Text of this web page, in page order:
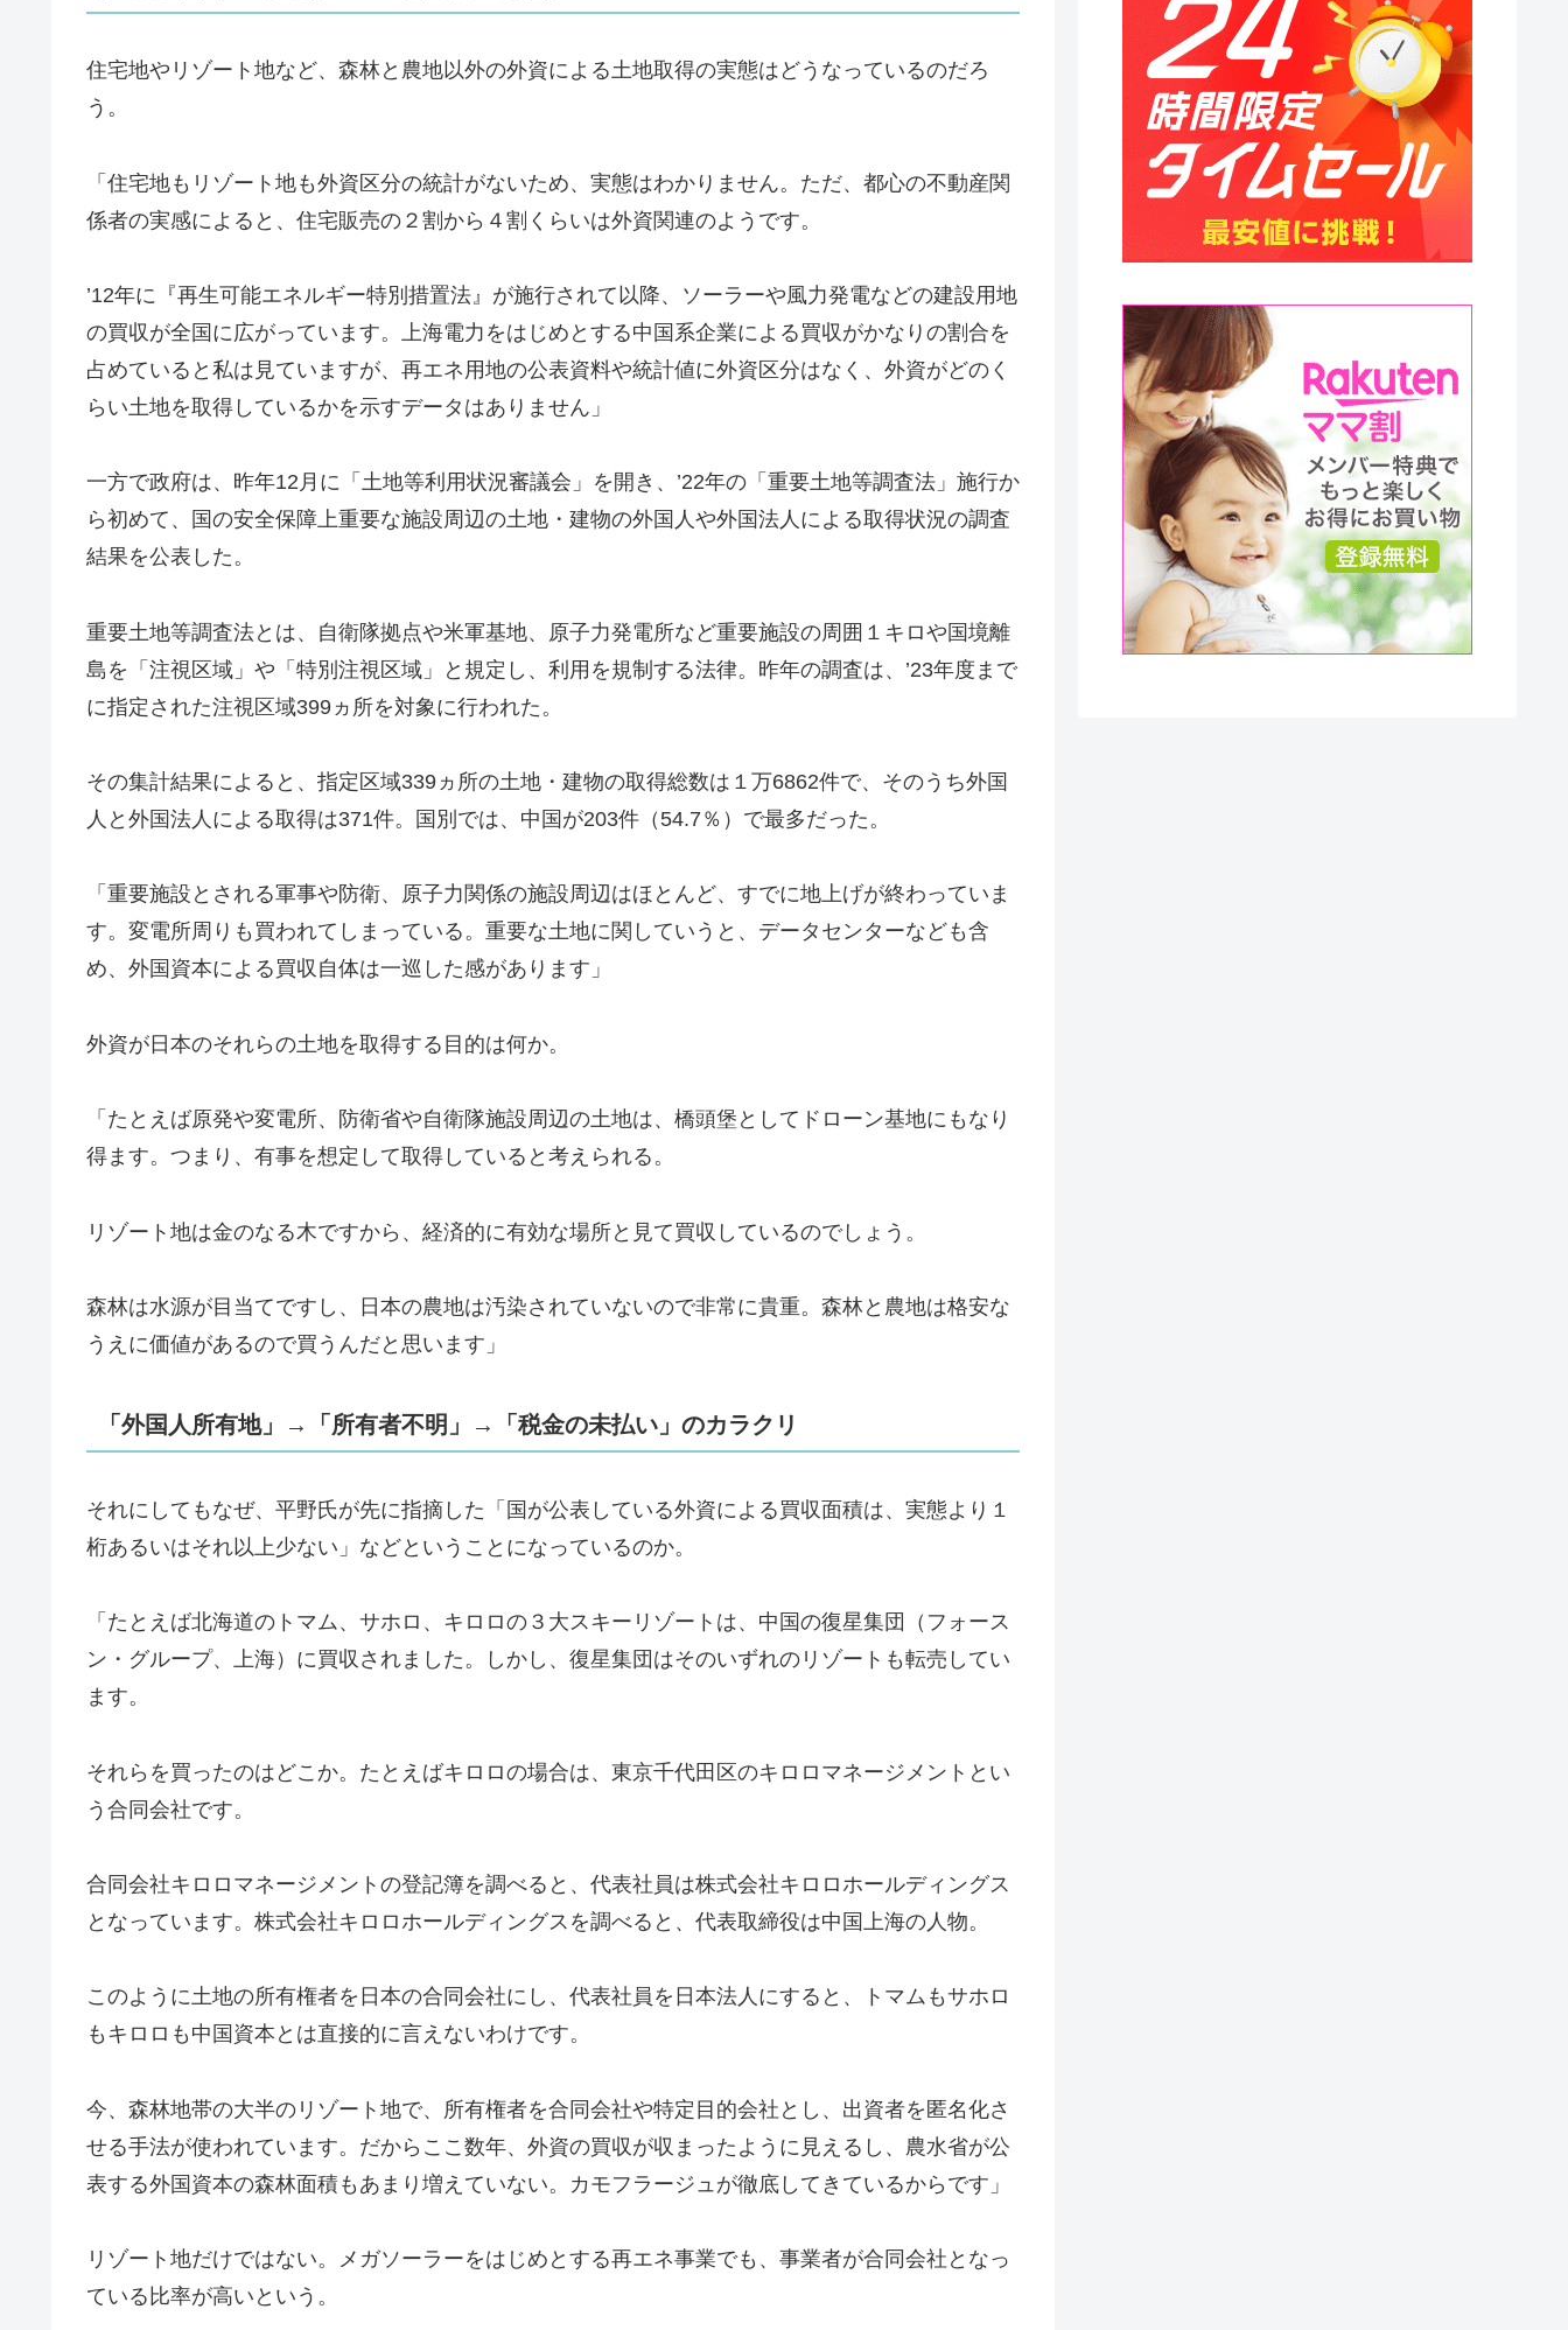
住宅地やリゾート地など、森林と農地以外の外資による土地取得の実態はどうなっているのだろ
う。
「住宅地もリゾート地も外資区分の統計がないため、実態はわかりません。ただ、都心の不動産関
係者の実感によると、住宅販売の２割から４割くらいは外資関連のようです。
’12年に『再生可能エネルギー特別措置法』が施行されて以降、ソーラーや風力発電などの建設用地
の買収が全国に広がっています。上海電力をはじめとする中国系企業による買収がかなりの割合を
占めていると私は見ていますが、再エネ用地の公表資料や統計値に外資区分はなく、外資がどのく
らい土地を取得しているかを示すデータはありません」
一方で政府は、昨年12月に「土地等利用状況審議会」を開き、’22年の「重要土地等調査法」施行か
ら初めて、国の安全保障上重要な施設周辺の土地・建物の外国人や外国法人による取得状況の調査
結果を公表した。
重要土地等調査法とは、自衛隊拠点や米軍基地、原子力発電所など重要施設の周囲１キロや国境離
島を「注視区域」や「特別注視区域」と規定し、利用を規制する法律。昨年の調査は、’23年度まで
に指定された注視区域399ヵ所を対象に行われた。
その集計結果によると、指定区域339ヵ所の土地・建物の取得総数は１万6862件で、そのうち外国
人と外国法人による取得は371件。国別では、中国が203件（54.7％）で最多だった。
「重要施設とされる軍事や防衛、原子力関係の施設周辺はほとんど、すでに地上げが終わっていま
す。変電所周りも買われてしまっている。重要な土地に関していうと、データセンターなども含
め、外国資本による買収自体は一巡した感があります」
外資が日本のそれらの土地を取得する目的は何か。
「たとえば原発や変電所、防衛省や自衛隊施設周辺の土地は、橋頭堡としてドローン基地にもなり
得ます。つまり、有事を想定して取得していると考えられる。
リゾート地は金のなる木ですから、経済的に有効な場所と見て買収しているのでしょう。
森林は水源が目当てですし、日本の農地は汚染されていないので非常に貴重。森林と農地は格安な
うえに価値があるので買うんだと思います」
「外国人所有地」→「所有者不明」→「税金の未払い」のカラクリ
それにしてもなぜ、平野氏が先に指摘した「国が公表している外資による買収面積は、実態より１
桁あるいはそれ以上少ない」などということになっているのか。
「たとえば北海道のトマム、サホロ、キロロの３大スキーリゾートは、中国の復星集団（フォース
ン・グループ、上海）に買収されました。しかし、復星集団はそのいずれのリゾートも転売してい
ます。
それらを買ったのはどこか。たとえばキロロの場合は、東京千代田区のキロロマネージメントとい
う合同会社です。
合同会社キロロマネージメントの登記簿を調べると、代表社員は株式会社キロロホールディングス
となっています。株式会社キロロホールディングスを調べると、代表取締役は中国上海の人物。
このように土地の所有権者を日本の合同会社にし、代表社員を日本法人にすると、トマムもサホロ
もキロロも中国資本とは直接的に言えないわけです。
今、森林地帯の大半のリゾート地で、所有権者を合同会社や特定目的会社とし、出資者を匿名化さ
せる手法が使われています。だからここ数年、外資の買収が収まったように見えるし、農水省が公
表する外国資本の森林面積もあまり増えていない。カモフラージュが徹底してきているからです」
リゾート地だけではない。メガソーラーをはじめとする再エネ事業でも、事業者が合同会社となっ
ている比率が高いという。